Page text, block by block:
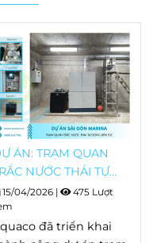
ÁN: TRẠM QUAN
NƯỚC THẢI TỰ
LIÊN TỤC TÒA
SÀI GÒN MARINA
15/04/2026 |
475 Lượt
đã triển khai